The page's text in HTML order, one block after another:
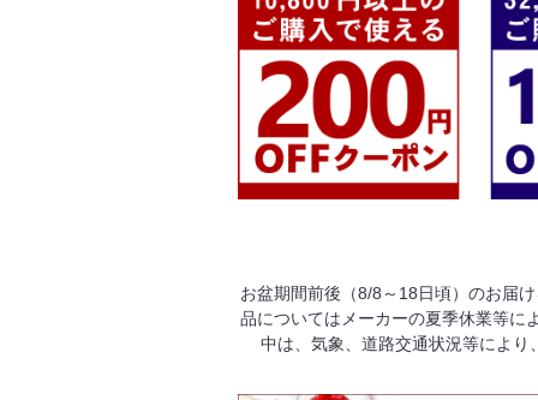
お盆期間前後（8/8～18日頃）のお届
品についてはメーカーの夏季休業等に
中は、気象、道路交通状況等によ